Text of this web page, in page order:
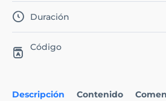
Descripción Contenido
Duración
Código